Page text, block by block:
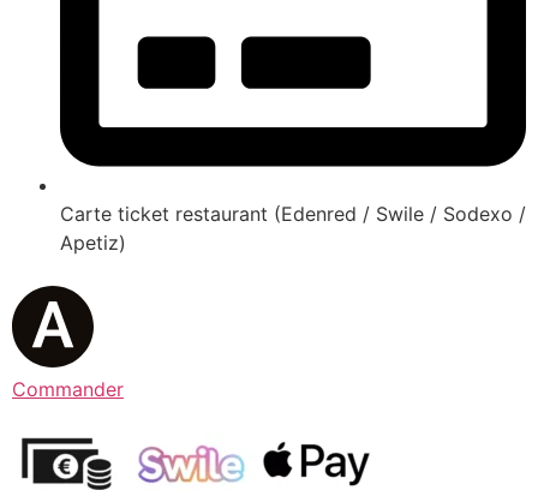
Carte ticket restaurant (Edenred / Swile / Sodexo /
Apetiz)
Commander